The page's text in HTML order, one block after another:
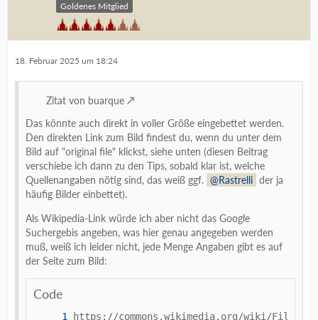
Goldenes Mitglied
18. Februar 2025 um 18:24
Zitat von buarque
Das könnte auch direkt in voller Größe eingebettet werden.
Den direkten Link zum Bild findest du, wenn du unter dem
Bild auf "original file" klickst, siehe unten (diesen Beitrag
verschiebe ich dann zu den Tips, sobald klar ist, welche
Quellenangaben nötig sind, das weiß ggf.
Rastrelli der ja
häufig Bilder einbettet).
Als Wikipedia-Link würde ich aber nicht das Google
Suchergebis angeben, was hier genau angegeben werden
muß, weiß ich leider nicht, jede Menge Angaben gibt es auf
der Seite zum Bild:
Code
https://commons.wikimedia.org/wiki/